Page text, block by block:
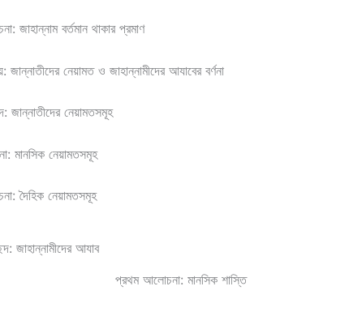
জাহান্নাম বর্তমান থাকার প্রমাণ
জান্নাতীদের নেয়ামত ও জাহান্নামীদের আযাবের বর্ণনা
জান্নাতীদের নেয়ামতসমূহ
মানসিক নেয়ামতসমূহ
দৈহিক নেয়ামতসমূহ
জাহান্নামীদের আযাব
প্রথম আলোচনা: মানসিক শাস্তি